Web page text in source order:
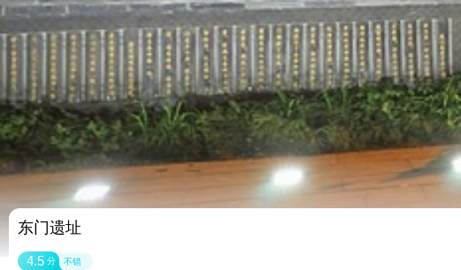
东门遗址
4.5 分 不错